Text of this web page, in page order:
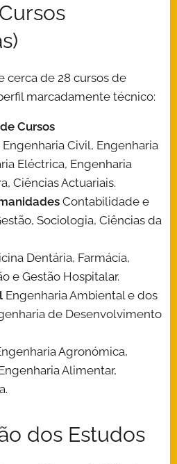
cerca de 28 cursos de
marcadamente técnico:
Cursos
Engenharia Civil, Engenharia
Eléctrica, Engenharia
Ciências Actuariais.
Contabilidade e
Sociologia, Ciências da
Dentária, Farmácia,
e Gestão Hospitalar.
Engenharia Ambiental e dos
de Desenvolvimento
Agronómica,
Alimentar,
dos Estudos